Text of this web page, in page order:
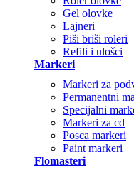
Gel olovke
Lajneri
Piši briši roleri
Refili i ulošci
Markeri
Markeri za
Permanentni
Specijalni
Markeri za cd
Posca markeri
Paint markeri
Flomasteri